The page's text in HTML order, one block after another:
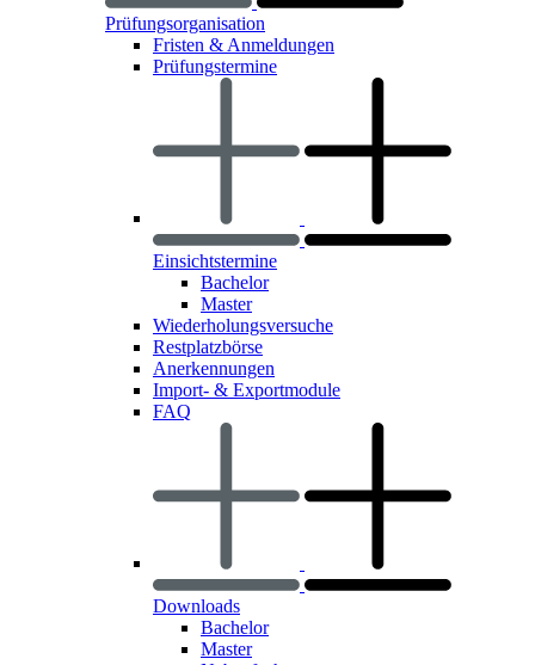
Prüfungsorganisation
Fristen & Anmeldungen
Prüfungstermine
Einsichtstermine
Bachelor
Master
Wiederholungsversuche
Restplatzbörse
Anerkennungen
Import- & Exportmodule
FAQ
Downloads
Bachelor
Master